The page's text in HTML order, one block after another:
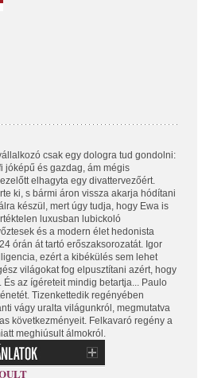
csak egy dologra tud gondolni:
jóképű és gazdag, ám mégis
elhagyta egy divattervezőért.
ki, s bármi áron vissza akarja hódítani
készül, mert úgy tudja, hogy Ewa is
luxusban lubickoló
és a modern élet hedonista
órán át tartó erőszaksorozatát. Igor
ezért a kibékülés sem lehet
világokat fog elpusztítani azért, hogy
az ígéreteit mindig betartja... Paulo
Tizenkettedik regényében
vágy uralta világunkról, megmutatva
következményeit. Felkavaró regény a
meghiúsult álmokról.